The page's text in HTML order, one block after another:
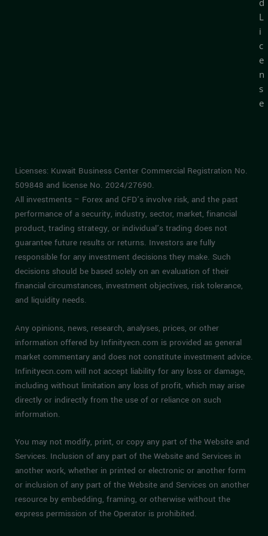
d
L
i
c
e
n
s
e
Licenses: Kuwait Business Center Commercial Registration No.
509848 and license No. 2024/27690.
All investments – Forex and CFD’s involve risk, and the past
performance of a security, industry, sector, market, financial
product, trading strategy, or individual’s trading does not
guarantee future results or returns. Investors are fully
responsible for any investment decisions they make. Such
decisions should be based solely on an evaluation of their
financial circumstances, investment objectives, risk tolerance,
and liquidity needs.
Any opinions, news, research, analyses, prices, or other
information offered by Infinityecn.com is provided as general
market commentary and does not constitute investment advice.
Infinityecn.com will not accept liability for any loss or damage,
including without limitation any loss of profit, which may arise
directly or indirectly from the use of or reliance on such
information.
You may not modify, print, or copy any part of the Website and
Services. Inclusion of any part of the Website and Services in
another work, whether in printed or electronic or another form
or inclusion of any part of the Website and Services on another
resource by embedding, framing, or otherwise without the
express permission of the Operator is prohibited.